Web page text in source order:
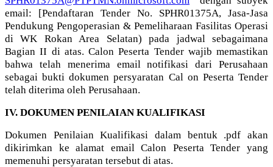
email: [Pendaftaran Tender No. SPHR01375A, Jasa-Jasa
Pendukung Pengoperasian & Pemeliharaan Fasilitas Operasi
di WK Rokan Area Selatan) pada jadwal sebagaimana
Bagian II di atas. Calon Peserta Tender wajib memastikan
bahwa telah menerima email notifikasi dari Perusahaan
sebagai bukti dokumen persyaratan Cal on Peserta Tender
telah diterima oleh Perusahaan.
IV. DOKUMEN PENILAIAN KUALIFIKASI
Dokumen Penilaian Kualifikasi dalam bentuk .pdf akan
dikirimkan ke alamat email Calon Peserta Tender yang
memenuhi persyaratan tersebut di atas.